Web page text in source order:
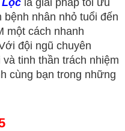
là giải pháp tối ưu
nhân nhỏ tuổi đến
một cách nhanh
đội ngũ chuyên
tinh thần trách nhiệm
cùng bạn trong những